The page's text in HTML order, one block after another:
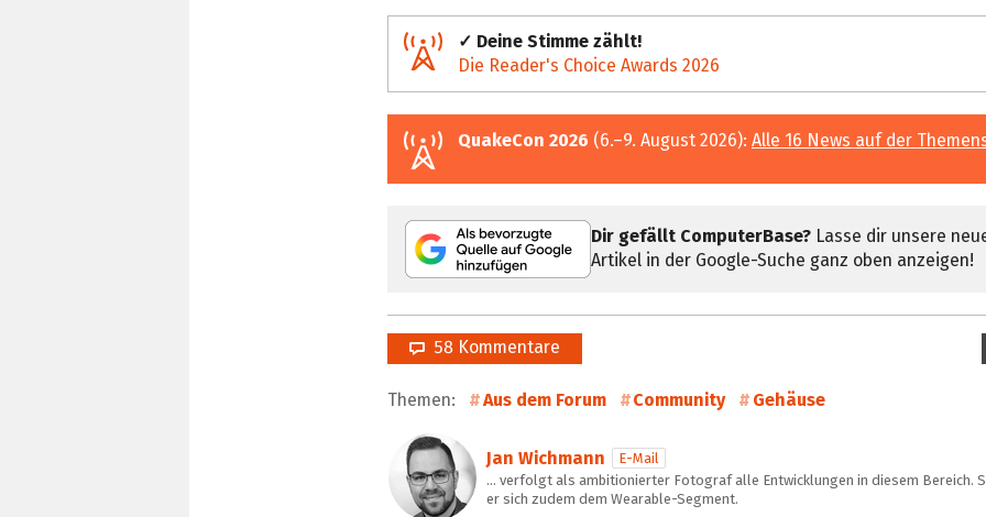
✓ Deine Stimme zählt!
Die Reader's Choice Awards 2026
QuakeCon 2026 (6.–9. August 2026): Alle 16 News auf der
Dir gefällt ComputerBase? Lasse dir unsere
Artikel in der Google-Suche ganz oben anzeigen!
58 Kommentare
Themen: Aus dem Forum Community Gehäuse
Jan Wichmann
E-Mail
… verfolgt als ambitionierter Fotograf alle Entwicklungen in diesem Bereich.
er sich zudem dem Wearable-Segment.